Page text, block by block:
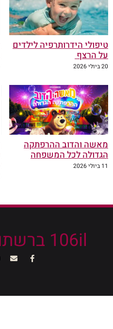
טיפולי הידרותרפיה לילדים
על הרצף
20 ביולי 2026
מאשה והדוב ההרפתקה
הגדולה לכל המשפחה
11 ביולי 2026
106il ברשתות חברתיות